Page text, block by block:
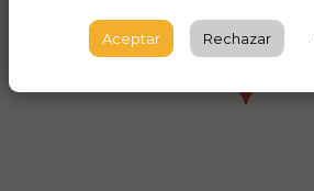
Aceptar Rechazar